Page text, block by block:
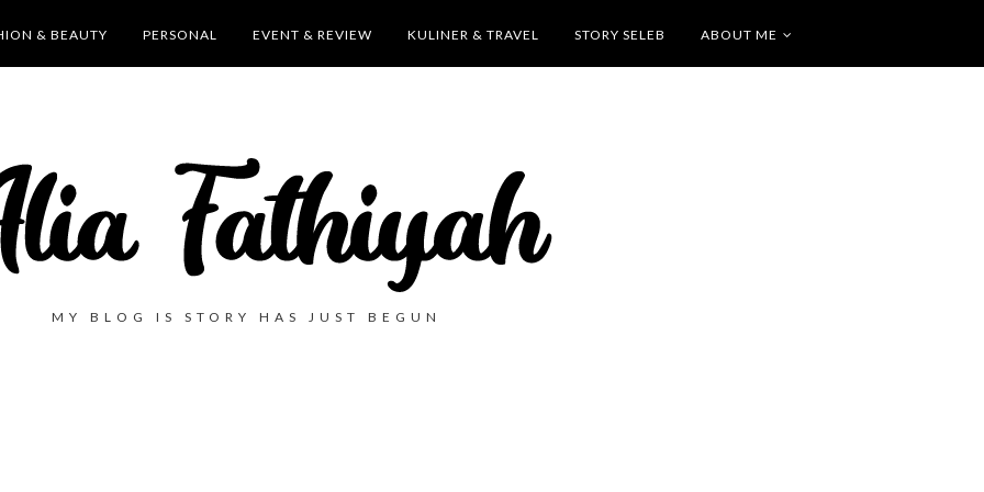
& BEAUTY PERSONAL EVENT & REVIEW KULINER & TRAVEL STORY SELEB ABOUT ME
MY BLOG IS STORY HAS JUST BEGUN